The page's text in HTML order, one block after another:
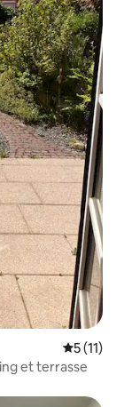
5 (11)
et terrasse